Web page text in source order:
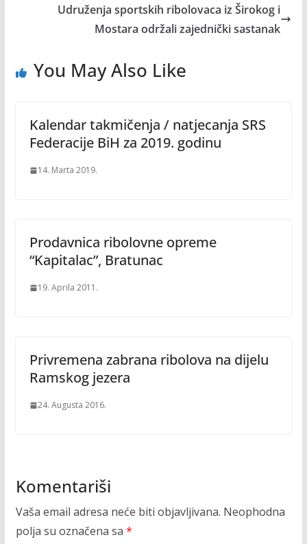
Udruženja sportskih ribolovaca iz Širokog i
Mostara održali zajednički sastanak
You May Also Like
Kalendar takmičenja / natjecanja SRS
Federacije BiH za 2019. godinu
14. Marta 2019.
Prodavnica ribolovne opreme
“Kapitalac”, Bratunac
19. Aprila 2011.
Privremena zabrana ribolova na dijelu
Ramskog jezera
24. Augusta 2016.
Komentariši
Vaša email adresa neće biti objavljivana. Neophodna
polja su označena sa *